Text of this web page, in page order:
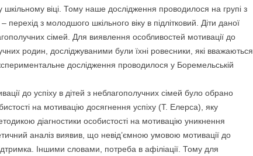
вiцi. Тому наше дослiдження проводилося на групi з
перехiд з молодшого шкiльного вiку в пiдлiтковий. Дiти даної
сiмей. Для виявлення особливостей мотивацiї до
родин, дослiджуваними були їхнi ровесники, якi вважаються
дослiдження проводилося у Боремельськiй
до успiху в дiтей з неблагополучних сiмей було обрано
на мотивацiю досягнення успiху (Т. Елерса), яку
дiагностики особистостi на мотивацiю уникнення
аналiз виявив, що невiд’ємною умовою мотивацiї до
Iншими словами, потреба в афiлiацiї. Тому для